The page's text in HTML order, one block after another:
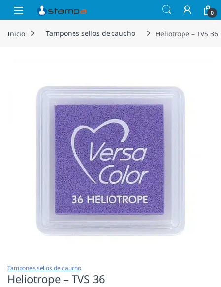
Saltar a la navegación
Saltar al contenido
Open 0
Inicio Tampones sellos de caucho Heliotrope – TVS 36
Tampones sellos de caucho
Heliotrope – TVS 36